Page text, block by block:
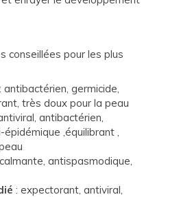
conseillées pour les plus
: antibactérien, germicide,
très doux pour la peau
antibactérien,
,équilibrant ,
antispasmodique,
: expectorant, antiviral,